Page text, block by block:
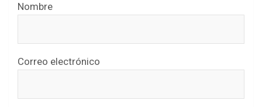
Nombre
Correo electrónico